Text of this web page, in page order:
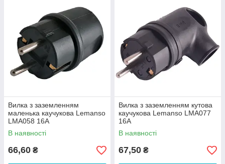
Вилка з заземленням
маленька каучукова Lemanso
LMA058 16А
В наявності
66,60 ₴
Вилка з заземленням кутова
каучукова Lemanso LMA077
16А
В наявності
67,50 ₴